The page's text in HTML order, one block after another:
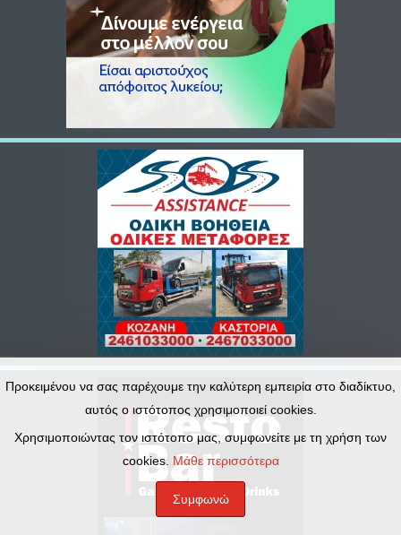
Προκειμένου να σας παρέχουμε την καλύτερη εμπειρία στο διαδίκτυο,
αυτός ο ιστότοπος χρησιμοποιεί cookies.
Χρησιμοποιώντας τον ιστότοπο μας, συμφωνείτε με τη χρήση των
cookies. Μάθε περισσότερα
Συμφωνώ